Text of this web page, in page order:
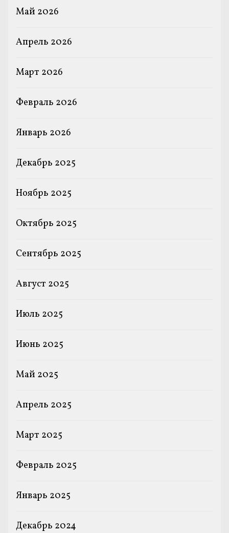
Май 2026
Апрель 2026
Март 2026
Февраль 2026
Январь 2026
Декабрь 2025
Ноябрь 2025
Октябрь 2025
Сентябрь 2025
Август 2025
Июль 2025
Июнь 2025
Май 2025
Апрель 2025
Март 2025
Февраль 2025
Январь 2025
Декабрь 2024